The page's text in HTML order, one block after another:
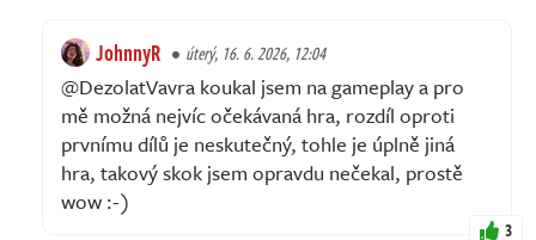
JohnnyR úterý, 16. 6. 2026, 12:04
@DezolatVavra koukal jsem na gameplay a pro
mě možná nejvíc očekávaná hra, rozdíl oproti
prvnímu dílů je neskutečný, tohle je úplně jiná
hra, takový skok jsem opravdu nečekal, prostě
wow :-)
3